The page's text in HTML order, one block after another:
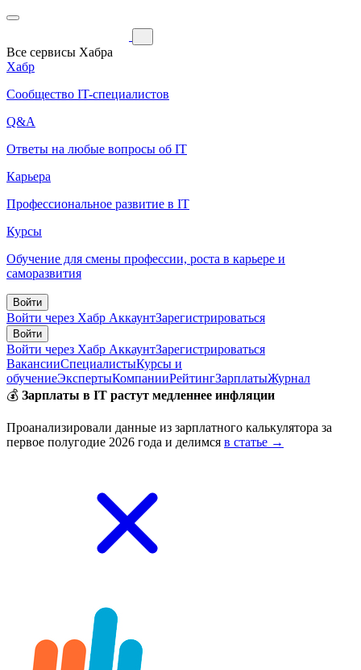
Все сервисы Хабра
Хабр
Сообщество IT-специалистов
Q&A
Ответы на любые вопросы об IT
Карьера
Профессиональное развитие в IT
Курсы
Обучение для смены профессии, роста в карьере и
саморазвития
Войти
Войти через Хабр АккаунтЗарегистрироваться
Войти
Войти через Хабр АккаунтЗарегистрироваться
ВакансииСпециалистыКурсы и
обучениеЭкспертыКомпанииРейтингЗарплатыЖурнал
💰 Зарплаты в IT растут медленнее инфляции
Проанализировали данные из зарплатного калькулятора за
первое полугодие 2026 года и делимся в статье →